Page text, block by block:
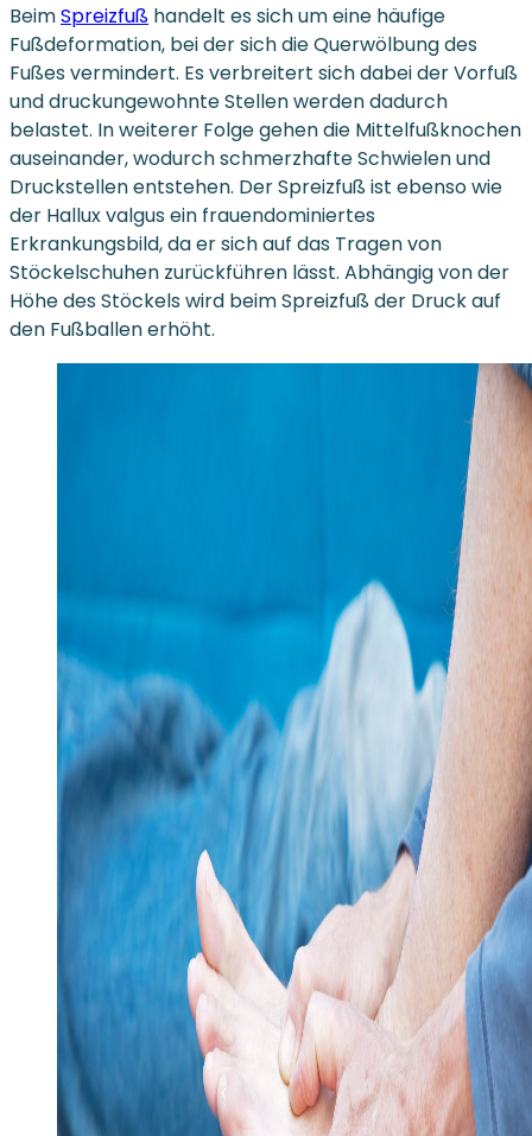
BeimSpreizfuß handelt es sich um eine häufige
Fußdeformation, bei der sich die Querwölbung des
Fußes vermindert. Es verbreitert sich dabei der Vorfuß
und druckungewohnte Stellen werden dadurch
belastet. In weiterer Folge gehen die Mittelfußknochen
auseinander, wodurch schmerzhafte Schwielen und
Druckstellen entstehen. Der Spreizfuß ist ebenso wie
der Hallux valgus ein frauendominiertes
Erkrankungsbild, da er sich auf das Tragen von
Stöckelschuhen zurückführen lässt. Abhängig von der
Höhe des Stöckels wird beim Spreizfuß der Druck auf
den Fußballen erhöht.